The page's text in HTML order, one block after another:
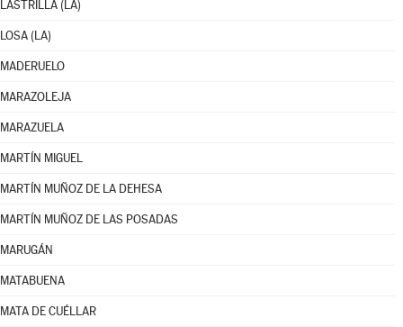
LASTRILLA (LA)
LOSA (LA)
MADERUELO
MARAZOLEJA
MARAZUELA
MARTÍN MIGUEL
MARTÍN MUÑOZ DE LA DEHESA
MARTÍN MUÑOZ DE LAS POSADAS
MARUGÁN
MATABUENA
MATA DE CUÉLLAR